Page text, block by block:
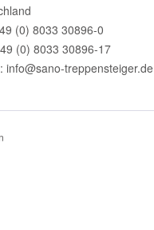
(0) 8033 30896-0
(0) 8033 30896-17
info@sano-treppensteiger.de